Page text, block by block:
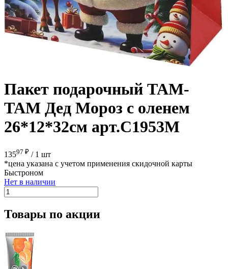
Пакет подарочный ТАМ-
ТАМ Дед Мороз с оленем
26*12*32см арт.C1953M
13597 ₽ / 1 шт
*цена указана с учетом применения скидочной карты
Быстроном
Нет в наличии
Товары по акции